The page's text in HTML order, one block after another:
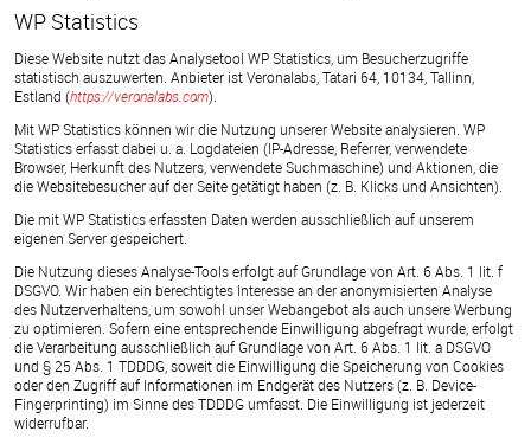
WP Statistics
Diese Website nutzt das Analysetool WP Statistics, um Besucherzugriffe
statistisch auszuwerten. Anbieter ist Veronalabs, Tatari 64, 10134, Tallinn,
Estland (https://veronalabs.com).
Mit WP Statistics können wir die Nutzung unserer Website analysieren. WP
Statistics erfasst dabei u. a. Logdateien (IP-Adresse, Referrer, verwendete
Browser, Herkunft des Nutzers, verwendete Suchmaschine) und Aktionen, die
die Websitebesucher auf der Seite getätigt haben (z. B. Klicks und Ansichten).
Die mit WP Statistics erfassten Daten werden ausschließlich auf unserem
eigenen Server gespeichert.
Die Nutzung dieses Analyse-Tools erfolgt auf Grundlage von Art. 6 Abs. 1 lit. f
DSGVO. Wir haben ein berechtigtes Interesse an der anonymisierten Analyse
des Nutzerverhaltens, um sowohl unser Webangebot als auch unsere Werbung
zu optimieren. Sofern eine entsprechende Einwilligung abgefragt wurde, erfolgt
die Verarbeitung ausschließlich auf Grundlage von Art. 6 Abs. 1 lit. a DSGVO
und § 25 Abs. 1 TDDDG, soweit die Einwilligung die Speicherung von Cookies
oder den Zugriff auf Informationen im Endgerät des Nutzers (z. B. Device-
Fingerprinting) im Sinne des TDDDG umfasst. Die Einwilligung ist jederzeit
widerrufbar.